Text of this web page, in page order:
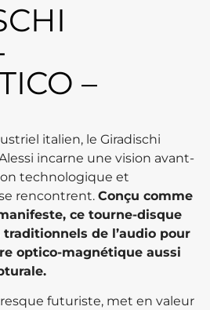
–
italien, le Giradischi
incarne une vision avant-
technologique et
rencontrent. Conçu comme
ce tourne-disque
traditionnels de l’audio pour
optico-magnétique aussi
futuriste, met en valeur